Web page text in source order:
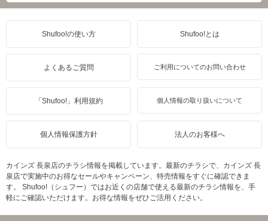
Shufoo!の使い方 Shufoo!とは
よくあるご質問 ご利用についてのお問い合わせ
「Shufoo!」利用規約 個人情報の取り扱いについて
個人情報保護方針 法人のお客様へ
カインズ 長泉店のチラシ情報を掲載しています。最新のチラシで、カインズ 長
泉店で実施中のお得なセールやキャンペーン、特売情報をすぐに確認できま
す。 Shufoo!（シュフー）ではお近くの店舗で使える最新のチラシ情報を、手
軽にご確認いただけます。お得な情報をぜひご活用ください。